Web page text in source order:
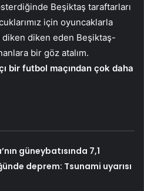
Beşiktaş taraftarları
için oyuncaklarla
diken eden Beşiktaş-
bir göz atalım.
bir futbol maçından çok daha
güneybatısında 7,1
deprem: Tsunami uyarısı